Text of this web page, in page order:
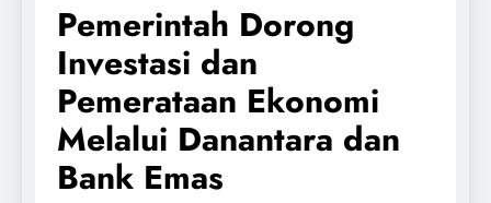
Pemerintah Dorong
Investasi dan
Pemerataan Ekonomi
Melalui Danantara dan
Bank Emas